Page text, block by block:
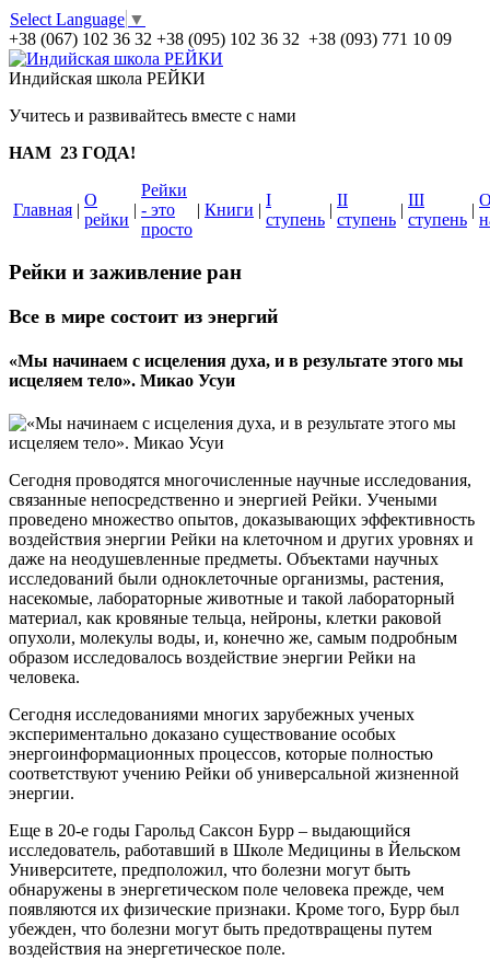
Select Language ▼
+38 (067) 102 36 32 +38 (095) 102 36 32 +38 (093) 771 10 09
Индийская школа РЕЙКИ
Учитесь и развивайтесь вместе с нами
НАМ 23 ГОДА!
Главная |
О
рейки
|
Рейки
- это
просто
| Книги |
I
ступень
|
II
ступень
|
III
ступень
|
Рейки и заживление ран
Все в мире состоит из энергий
«Мы начинаем с исцеления духа, и в результате этого мы
исцеляем тело». Микао Усуи
Сегодня проводятся многочисленные научные исследования,
связанные непосредственно и энергией Рейки. Учеными
проведено множество опытов, доказывающих эффективность
воздействия энергии Рейки на клеточном и других уровнях и
даже на неодушевленные предметы. Объектами научных
исследований были одноклеточные организмы, растения,
насекомые, лабораторные животные и такой лабораторный
материал, как кровяные тельца, нейроны, клетки раковой
опухоли, молекулы воды, и, конечно же, самым подробным
образом исследовалось воздействие энергии Рейки на
человека.
Сегодня исследованиями многих зарубежных ученых
экспериментально доказано существование особых
энергоинформационных процессов, которые полностью
соответствуют учению Рейки об универсальной жизненной
энергии.
Еще в 20-е годы Гарольд Саксон Бурр – выдающийся
исследователь, работавший в Школе Медицины в Йельском
Университете, предположил, что болезни могут быть
обнаружены в энергетическом поле человека прежде, чем
появляются их физические признаки. Кроме того, Бурр был
убежден, что болезни могут быть предотвращены путем
воздействия на энергетическое поле.